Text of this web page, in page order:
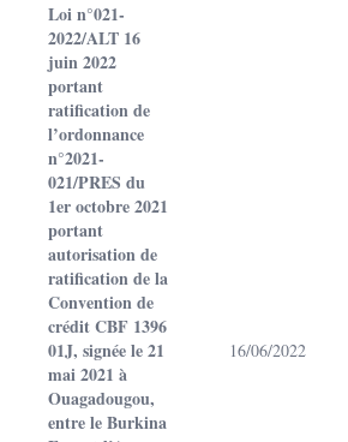
Loi n°021-
2022/ALT 16
juin 2022
portant
ratification de
l’ordonnance
n°2021-
021/PRES du
1er octobre 2021
portant
autorisation de
ratification de la
Convention de
crédit CBF 1396
01J, signée le 21
mai 2021 à
Ouagadougou,
entre le Burkina
16/06/2022